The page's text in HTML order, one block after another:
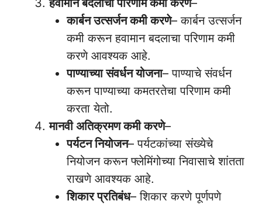
कार्बन उत्सर्जन कमी करणे– कार्बन उत्सर्जन
कमी करून हवामान बदलाचा परिणाम कमी
करणे आवश्यक आहे.
पाण्याच्या संवर्धन योजना– पाण्याचे संवर्धन
करून पाण्याच्या कमतरतेचा परिणाम कमी
करता येतो.
मानवी अतिक्रमण कमी करणे–
पर्यटन नियोजन– पर्यटकांच्या संख्येचे
नियोजन करून फ्लेमिंगोच्या निवासाचे शांतता
राखणे आवश्यक आहे.
शिकार प्रतिबंध– शिकार करणे पूर्णपणे